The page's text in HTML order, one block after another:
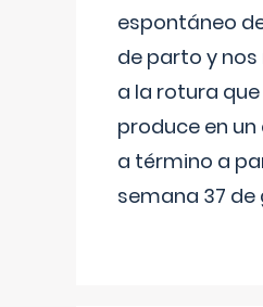
espontáneo
de parto y
a la rotura
produce en
a término a
semana 37 de